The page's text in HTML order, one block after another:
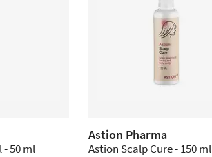
- 50 ml
Astion Pharma
Astion Scalp Cure - 150 ml